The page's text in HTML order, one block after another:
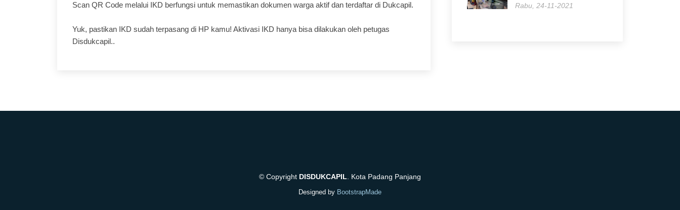
Scan QR Code melalui IKD berfungsi untuk memastikan dokumen warga aktif dan terdaftar di Dukcapil.
Yuk, pastikan IKD sudah terpasang di HP kamu! Aktivasi IKD hanya bisa dilakukan oleh petugas
Disdukcapil..
Rabu, 24-11-2021
© Copyright DISDUKCAPIL . Kota Padang Panjang
Designed by BootstrapMade